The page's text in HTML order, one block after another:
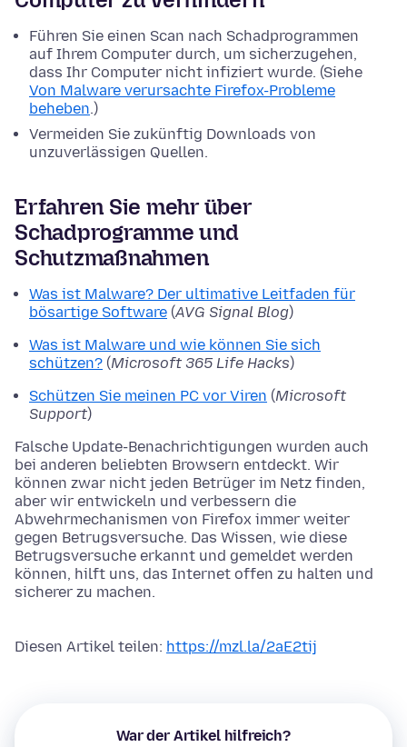
Führen Sie einen Scan nach Schadprogrammen
auf Ihrem Computer durch, um sicherzugehen,
dass Ihr Computer nicht infiziert wurde. (Siehe
Von Malware verursachte Firefox-Probleme
beheben.)
Vermeiden Sie zukünftig Downloads von
unzuverlässigen Quellen.
Erfahren Sie mehr über
Schadprogramme und
Schutzmaßnahmen
Was ist Malware? Der ultimative Leitfaden für
bösartige Software (AVG Signal Blog)
Was ist Malware und wie können Sie sich
schützen? (Microsoft 365 Life Hacks)
Schützen Sie meinen PC vor Viren (Microsoft
Support)
Falsche Update-Benachrichtigungen wurden auch
bei anderen beliebten Browsern entdeckt. Wir
können zwar nicht jeden Betrüger im Netz finden,
aber wir entwickeln und verbessern die
Abwehrmechanismen von Firefox immer weiter
gegen Betrugsversuche. Das Wissen, wie diese
Betrugsversuche erkannt und gemeldet werden
können, hilft uns, das Internet offen zu halten und
sicherer zu machen.
Diesen Artikel teilen: https://mzl.la/2aE2tij
War der Artikel hilfreich?